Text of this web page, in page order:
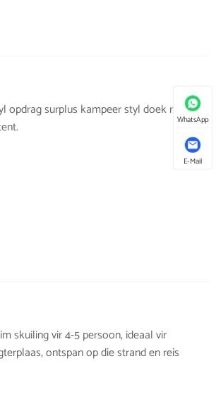
opdrag surplus kampeer styl doek ramp
skuiling vir 4-5 persoon, ideaal vir
ontspan op die strand en reis
WhatsApp
E-Mail